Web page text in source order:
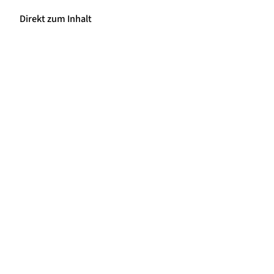
Direkt zum Inhalt